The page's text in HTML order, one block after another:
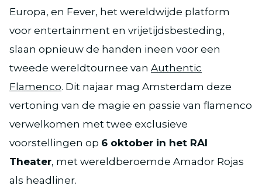
Europa, en Fever, het wereldwijde platform
voor entertainment en vrijetijdsbesteding,
slaan opnieuw de handen ineen voor een
tweede wereldtournee van Authentic
Flamenco. Dit najaar mag Amsterdam deze
vertoning van de magie en passie van flamenco
verwelkomen met twee exclusieve
voorstellingen op 6 oktober in het RAI
Theater, met wereldberoemde Amador Rojas
als headliner.